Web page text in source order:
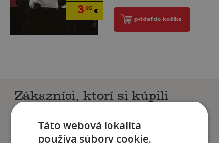
3,95 €
pridať do košíka
Zákazníci, ktorí si kúpili
tento titul si tiež kúpili
Táto webová lokalita
používa súbory cookie.